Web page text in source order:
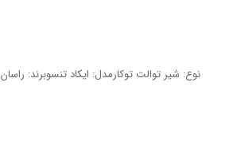
نوع: شیر توالت توکارمدل: ایکاد تنسوبرند: راسان